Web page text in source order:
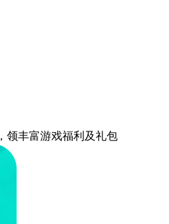
，领丰富游戏福利 及礼包